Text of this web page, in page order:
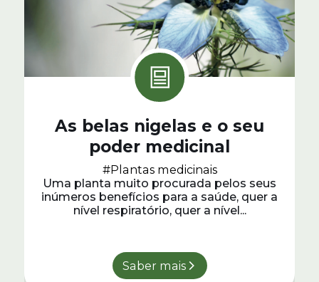
As belas nigelas e o seu
poder medicinal
#Plantas medicinais
Uma planta muito procurada pelos seus
inúmeros benefícios para a saúde, quer a
nível respiratório, quer a nível...
Saber mais